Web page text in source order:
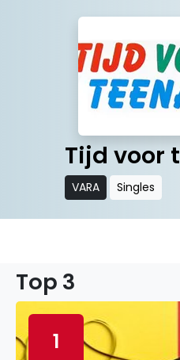
Tijd voor
VARA Singles
Top 3
1